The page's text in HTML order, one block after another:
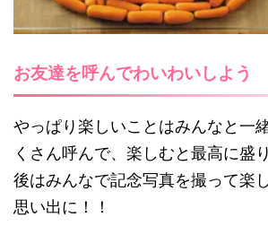
お友達を呼んでわいわいしよう
やっぱり楽しいことはみんなと一
くさん呼んで、楽しむと最高に盛
後はみんなで記念写真を撮って楽
思い出に！！